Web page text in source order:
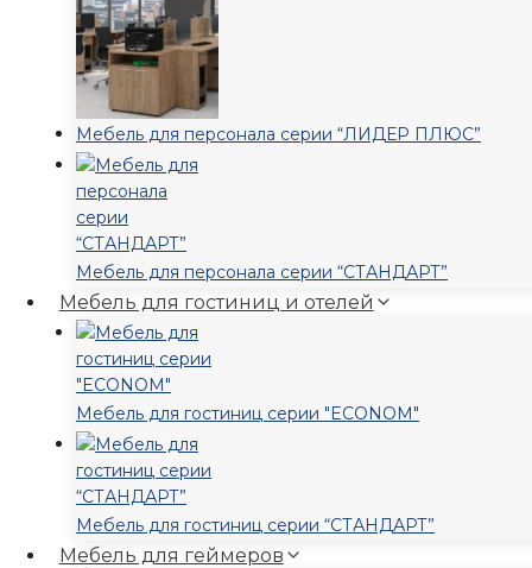
Мебель для персонала серии “ЛИДЕР ПЛЮС”
Мебель для персонала серии “СТАНДАРТ”
Мебель для гостиниц и отелей
Мебель для гостиниц серии "ECONOM"
Мебель для гостиниц серии “СТАНДАРТ”
Мебель для геймеров